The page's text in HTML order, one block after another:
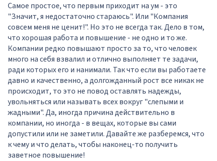
Самое простое, что первым приходит на ум - это
"Значит, я недостаточно стараюсь". Или "Компания
совсем меня не ценит!". Но это не всегда так. Дело в том,
что хорошая работа и повышение - не одно и то же.
Компании редко повышают просто за то, что человек
много на себя взвалил и отлично выполняет те задачи,
ради которых его и нанимали. Так что если вы работаете
давно и качественно, а долгожданный рост все никак не
происходит, то это не повод оставлять надежды,
увольняться или называть всех вокруг "слепыми и
жадными". Да, иногда причина действительно в
компании, но иногда - в вещах, которые вы сами
допустили или не заметили. Давайте же разберемся, что
к чему и что делать, чтобы наконец-то получить
заветное повышение!